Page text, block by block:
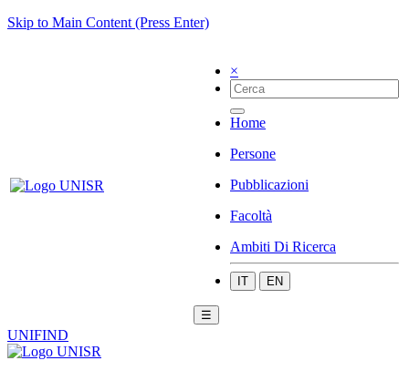
Skip to Main Content (Press Enter)
×
Home
Persone
Pubblicazioni
Facoltà
Ambiti Di Ricerca
IT EN
☰
UNIFIND